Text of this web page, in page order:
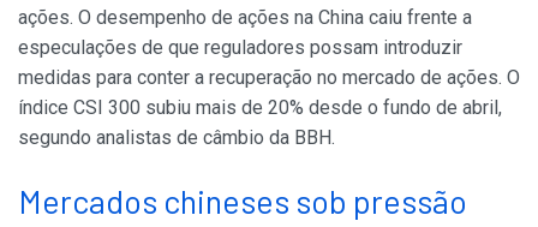
ações. O desempenho de ações na China caiu frente a
especulações de que reguladores possam introduzir
medidas para conter a recuperação no mercado de ações. O
índice CSI 300 subiu mais de 20% desde o fundo de abril,
segundo analistas de câmbio da BBH.
Mercados chineses sob pressão